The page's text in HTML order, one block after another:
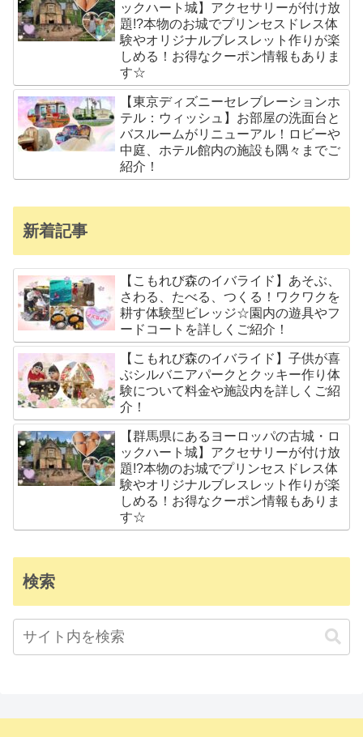
ックハート城】アクセサリーが付け放
題!?本物のお城でプリンセスドレス体
験やオリジナルブレスレット作りが楽
しめる！お得なクーポン情報もありま
す☆
【東京ディズニーセレブレーションホ
テル：ウィッシュ】お部屋の洗面台と
バスルームがリニューアル！ロビーや
中庭、ホテル館内の施設も隅々までご
紹介！
新着記事
【こもれび森のイバライド】あそぶ、
さわる、たべる、つくる！ワクワクを
耕す体験型ビレッジ☆園内の遊具やフ
ードコートを詳しくご紹介！
【こもれび森のイバライド】子供が喜
ぶシルバニアパークとクッキー作り体
験について料金や施設内を詳しくご紹
介！
【群馬県にあるヨーロッパの古城・ロ
ックハート城】アクセサリーが付け放
題!?本物のお城でプリンセスドレス体
験やオリジナルブレスレット作りが楽
しめる！お得なクーポン情報もありま
す☆
検索